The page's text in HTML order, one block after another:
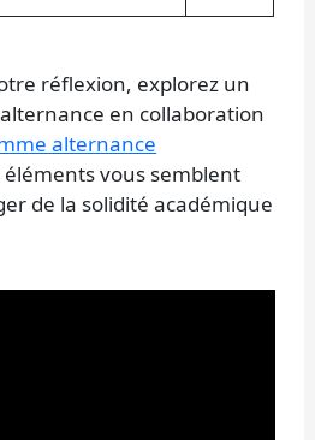
réflexion, explorez un
en collaboration
alternance
éléments vous semblent
de la solidité académique